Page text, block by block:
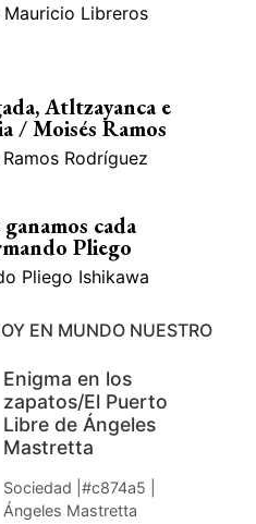
Mauricio Libreros
Atltzayanca e
/ Moisés Ramos
Rodríguez
cada
Pliego
Pliego Ishikawa
EN MUNDO NUESTRO
Enigma en los
zapatos/El Puerto
Libre de Ángeles
Mastretta
Sociedad |#c874a5 |
Ángeles Mastretta